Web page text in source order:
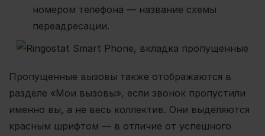
номером телефона — название схемы
переадресации.
Пропущенные вызовы также отображаются в
разделе «Мои вызовы», если звонок пропустили
именно вы, а не весь коллектив. Они выделяются
красным шрифтом — в отличие от успешного